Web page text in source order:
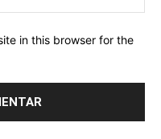
in this browser for the